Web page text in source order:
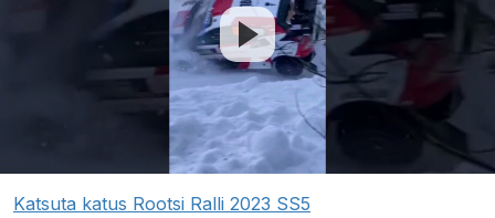
Katsuta katus Rootsi Ralli 2023 SS5